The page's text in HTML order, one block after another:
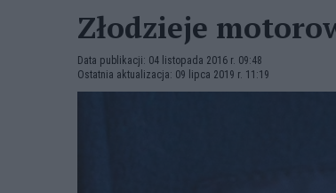
Złodzieje
Data publikacji: 04 listopada 2016 r. 09:48
Ostatnia aktualizacja: 09 lipca 2019 r. 11:19